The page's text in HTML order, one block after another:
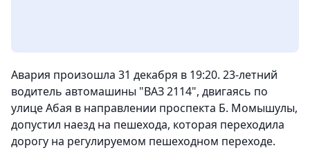
Авария произошла 31 декабря в 19:20. 23-летний
водитель автомашины "ВАЗ 2114", двигаясь по
улице Абая в направлении проспекта Б. Момышулы,
допустил наезд на пешехода, которая переходила
дорогу на регулируемом пешеходном переходе.